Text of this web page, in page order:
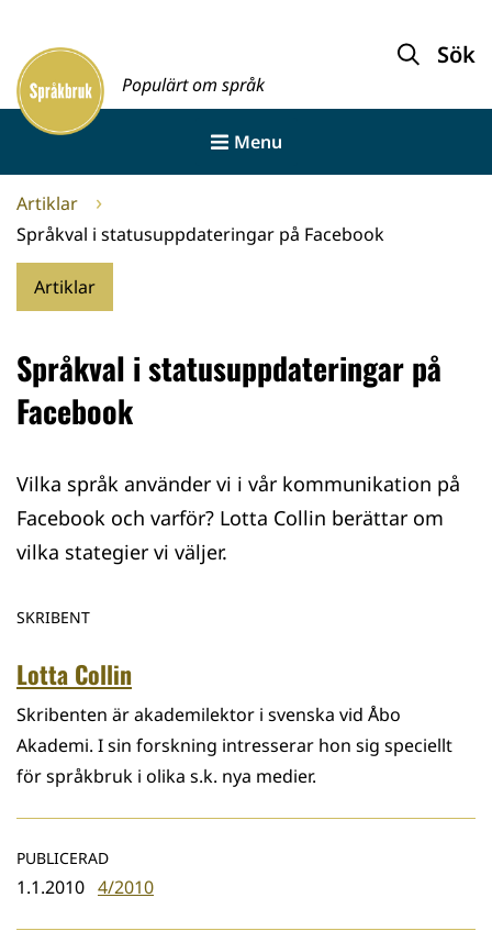
innehållet
Framsida
Populärt om språk
Sök
Menu
Artiklar
Språkval i statusuppdateringar på Facebook
Artiklar
Språkval i statusuppdateringar på
Facebook
Vilka språk använder vi i vår kommunikation på
Facebook och varför? Lotta Collin berättar om
vilka stategier vi väljer.
SKRIBENT
Lotta Collin
Skribenten är akademilektor i svenska vid Åbo
Akademi. I sin forskning intresserar hon sig speciellt
för språkbruk i olika s.k. nya medier.
PUBLICERAD
1.1.2010 4/2010